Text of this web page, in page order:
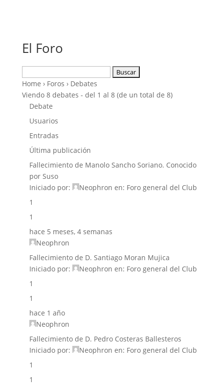
El Foro
Home › Foros › Debates
Viendo 8 debates - del 1 al 8 (de un total de 8)
Debate
Usuarios
Entradas
Última publicación
Fallecimiento de Manolo Sancho Soriano. Conocido
por Suso
Iniciado por:
Neophron en: Foro general del Club
1
1
hace 5 meses, 4 semanas
Neophron
Fallecimiento de D. Santiago Moran Mujica
Iniciado por:
Neophron en: Foro general del Club
1
1
hace 1 año
Neophron
Fallecimiento de D. Pedro Costeras Ballesteros
Iniciado por:
Neophron en: Foro general del Club
1
1